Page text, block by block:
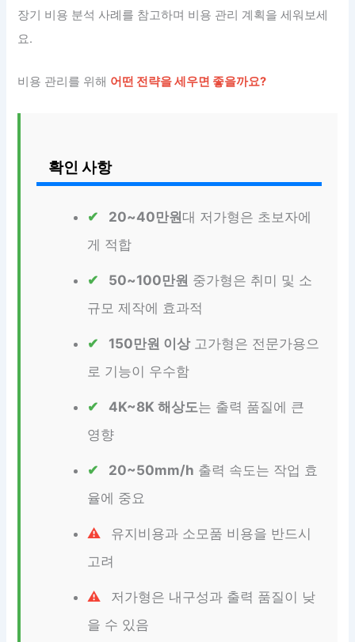
장기 비용 분석 사례를 참고하며 비용 관리 계획을 세워보세
요.
비용 관리를 위해 어떤 전략을 세우면 좋을까요?
확인 사항
20~40만원대 저가형은 초보자에
게 적합
50~100만원 중가형은 취미 및 소
규모 제작에 효과적
150만원 이상고가형은 전문가용으
로 기능이 우수함
4K~8K 해상도는 출력 품질에 큰
영향
20~50mm/h 출력 속도는 작업 효
율에 중요
유지비용과 소모품 비용을 반드시
고려
저가형은 내구성과 출력 품질이 낮
을 수 있음